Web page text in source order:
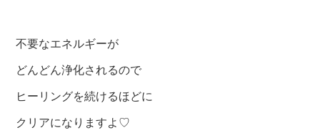
不要なエネルギーが
どんどん浄化されるので
ヒーリングを続けるほどに
クリアになりますよ♡